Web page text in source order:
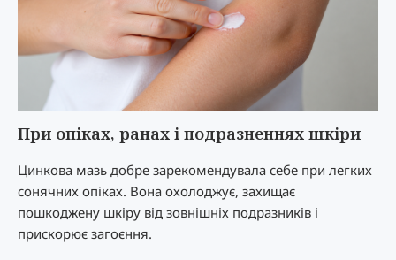
При опіках, ранах і подразненнях шкіри
Цинкова мазь добре зарекомендувала себе при легких
сонячних опіках. Вона охолоджує, захищає
пошкоджену шкіру від зовнішніх подразників і
прискорює загоєння.